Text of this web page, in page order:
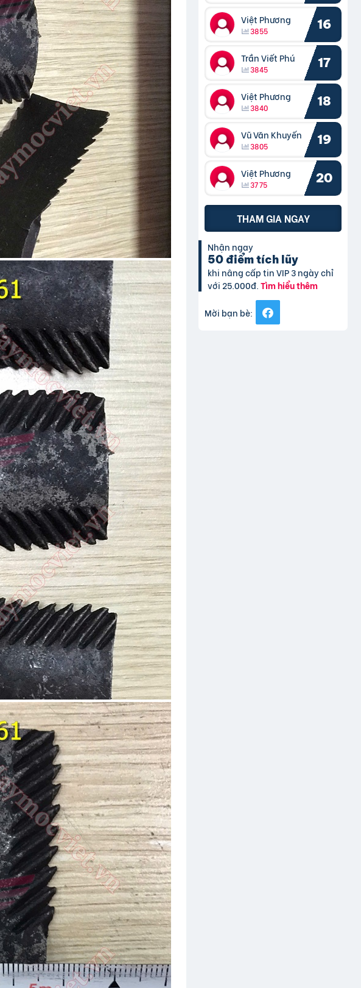
Việt Phương
3855 16
Trần Viết Phú
3845 17
Việt Phương
3840 18
Vũ Văn Khuyến
3805 19
Việt Phương
3775 20
THAM GIA NGAY
Nhận ngay
50 điểm tích lũy
khi nâng cấp tin VIP 3 ngày chỉ
với 25.000đ.Tìm hiểu thêm
Mời bạn bè: